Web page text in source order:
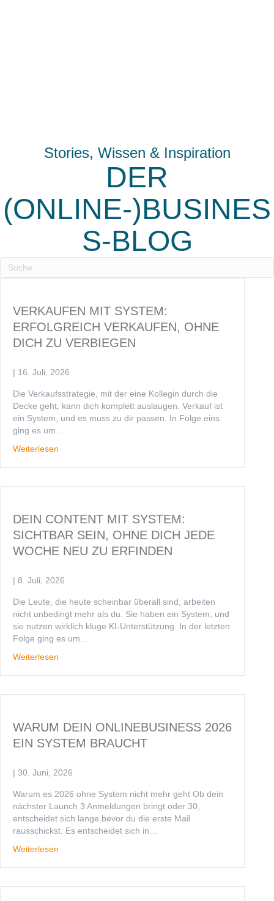
Stories, Wissen & Inspiration
DER
(ONLINE-)BUSINES
S-BLOG
VERKAUFEN MIT SYSTEM:
ERFOLGREICH VERKAUFEN, OHNE
DICH ZU VERBIEGEN
| 16. Juli, 2026
Die Verkaufsstrategie, mit der eine Kollegin durch die
Decke geht, kann dich komplett auslaugen. Verkauf ist
ein System, und es muss zu dir passen. In Folge eins
ging es um…
Weiterlesen
DEIN CONTENT MIT SYSTEM:
SICHTBAR SEIN, OHNE DICH JEDE
WOCHE NEU ZU ERFINDEN
| 8. Juli, 2026
Die Leute, die heute scheinbar überall sind, arbeiten
nicht unbedingt mehr als du. Sie haben ein System, und
sie nutzen wirklich kluge KI-Unterstützung. In der letzten
Folge ging es um…
Weiterlesen
WARUM DEIN ONLINEBUSINESS 2026
EIN SYSTEM BRAUCHT
| 30. Juni, 2026
Warum es 2026 ohne System nicht mehr geht Ob dein
nächster Launch 3 Anmeldungen bringt oder 30,
entscheidet sich lange bevor du die erste Mail
rausschickst. Es entscheidet sich in…
Weiterlesen